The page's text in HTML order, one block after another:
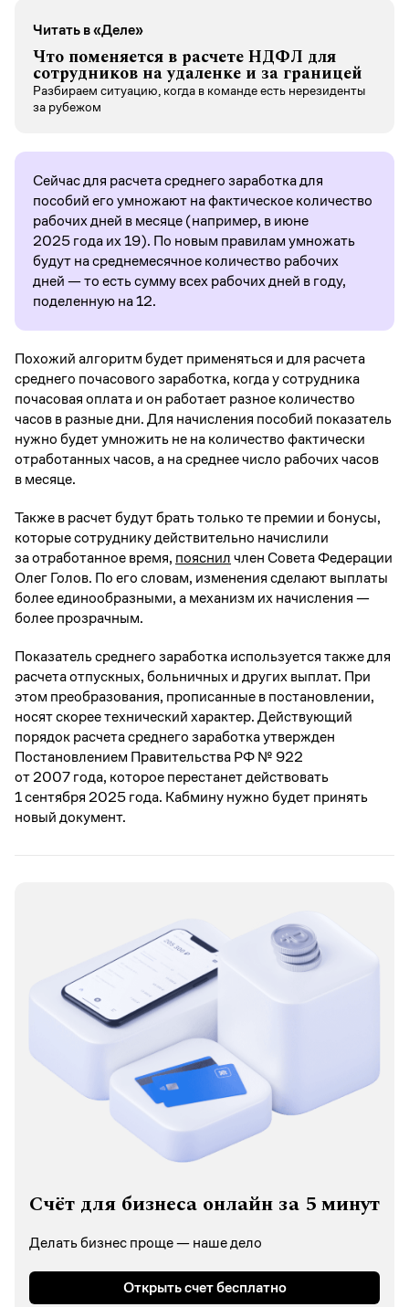
Читать в «Деле»
Что поменяется в расчете НДФЛ для
сотрудников на удаленке и за границей
Разбираем ситуацию, когда в команде есть нерезиденты
за рубежом
Сейчас для расчета среднего заработка для
пособий его умножают на фактическое количество
рабочих дней в месяце (например, в июне
2025 года их 19). По новым правилам умножать
будут на среднемесячное количество рабочих
дней — то есть сумму всех рабочих дней в году,
поделенную на 12.
Похожий алгоритм будет применяться и для расчета
среднего почасового заработка, когда у сотрудника
почасовая оплата и он работает разное количество
часов в разные дни. Для начисления пособий показатель
нужно будет умножить не на количество фактически
отработанных часов, а на среднее число рабочих часов
в месяце.
Также в расчет будут брать только те премии и бонусы,
которые сотруднику действительно начислили
за отработанное время, пояснилчлен Совета Федерации
Олег Голов. По его словам, изменения сделают выплаты
более единообразными, а механизм их начисления —
более прозрачным.
Показатель среднего заработка используется также для
расчета отпускных, больничных и других выплат. При
этом преобразования, прописанные в постановлении,
носят скорее технический характер. Действующий
порядок расчета среднего заработка утвержден
Постановлением Правительства РФ № 922
от 2007 года, которое перестанет действовать
1 сентября 2025 года. Кабмину нужно будет принять
новый документ.
Счёт для бизнеса онлайн за 5 минут
Делать бизнес проще — наше дело
Открыть счет бесплатно